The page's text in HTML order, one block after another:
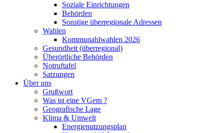
Soziale Einrichtungen
Behörden
Sonstige überregionale Adressen
Wahlen
Kommunahlwahlen 2026
Gesundheit (überregional)
Überörtliche Behörden
Notruftafel
Satzungen
Über uns
Grußwort
Was ist eine VGem ?
Geografische Lage
Klima & Umwelt
Energienutzungsplan